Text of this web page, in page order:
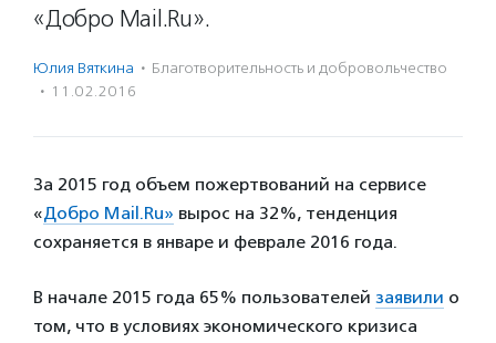
«Добро Mail.Ru».
Юлия Вяткина · Благотвори­тель­ность и доброволь­чест­во
· 11.02.2016
За 2015 год объем пожертвований на сервисе
«Добро Mail.Ru» вырос на 32%, тенденция
сохраняется в январе и феврале 2016 года.
В начале 2015 года 65% пользователей заявили о
том, что в условиях экономического кризиса